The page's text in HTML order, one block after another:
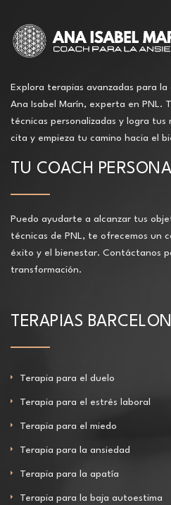
Explora terapias avanzadas para la
Ana Isabel Marín, experta en PNL.
técnicas personalizadas y logra
cita y empieza tu camino hacia el
TU COACH
Puedo ayudarte a alcanzar tus
técnicas de PNL, te ofrecemos un
éxito y el bienestar. Contáctanos
transformación.
TERAPIAS
Terapia para el duelo
Terapia para el estrés laboral
Terapia para el miedo
Terapia para la ansiedad
Terapia para la apatía
Terapia para la baja autoestima